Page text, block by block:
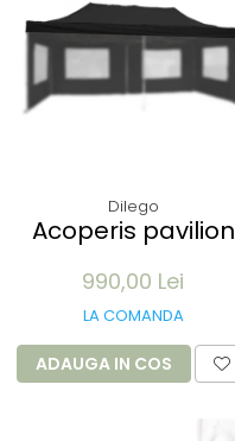
Dilego
Acoperis pavilion
990,00 Lei
LA COMANDA
ADAUGA IN COS